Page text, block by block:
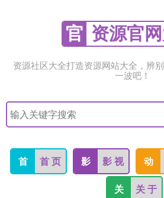
官 资源官
资源社区大全打造资源网站大全，辨
一波吧！
搜
索
关
字
首 首 页 影 影 视 动
关 关 于